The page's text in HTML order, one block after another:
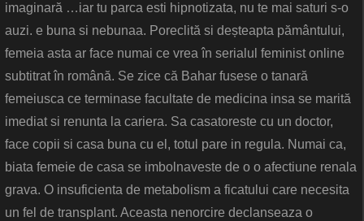
imaginară …iar tu parca esti hipnotizata, nu te mai saturi s-o
auzi. e buna si nebunaa. Poreclită si deșteapta pământului,
femeia asta ar face numai ce vrea în serialul feminist online
subtitrat în română. Se zice că Bahar fusese o tanară
femeiusca ce terminase facultate de medicina insa se marită
imediat si renunta la cariera. Sa casatoreste cu un doctor,
face copii si casa buna cu el, totul pare in regula. Numai ca,
biata femeie de casa se imbolnaveste de o o afectiune renala
grava. O insuficienta de metabolism a ficatului care necesita
un fel de transplant. Aceasta nenorcire declanseaza o